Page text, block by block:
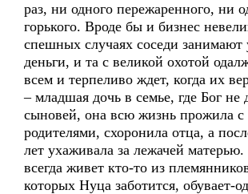
раз, ни одного пережаренного, ни
горького. Вроде бы и бизнес
спешных случаях соседи
деньги, и та с великой охотой
всем и терпеливо ждет, когда их
– младшая дочь в семье, где Бог не
сыновей, она всю жизнь прожила с
родителями, схоронила отца, а
лет ухаживала за лежачей
всегда живет кто-то из
которых Нуца заботится, обувает-